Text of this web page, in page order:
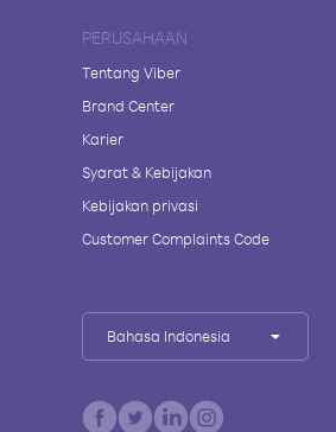
PERUSAHAAN
Tentang Viber
Brand Center
Karier
Syarat & Kebijakan
Kebijakan privasi
Customer Complaints Code
Bahasa Indonesia